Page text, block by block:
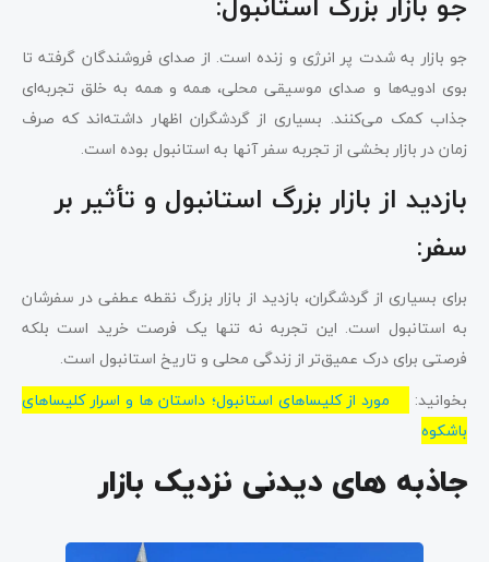
جو بازار به شدت پر انرژی و زنده است. از صدای فروشندگان گرفته تا
بوی ادویه‌ها و صدای موسیقی محلی، همه و همه به خلق تجربه‌ای
جذاب کمک می‌کنند. بسیاری از گردشگران اظهار داشته‌اند که صرف
زمان در بازار بخشی از تجربه سفر آنها به استانبول بوده است.
بازدید از بازار بزرگ استانبول و تأثیر بر
سفر:
برای بسیاری از گردشگران، بازدید از بازار بزرگ نقطه عطفی در سفرشان
به استانبول است. این تجربه نه تنها یک فرصت خرید است بلکه
فرصتی برای درک عمیق‌تر از زندگی محلی و تاریخ استانبول است.
بخوانید:
15 مورد از کلیساهای استانبول؛ داستان ها و اسرار کلیساهای
باشکوه
جاذبه های دیدنی نزدیک بازار